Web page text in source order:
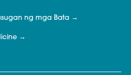
ng mga Bata